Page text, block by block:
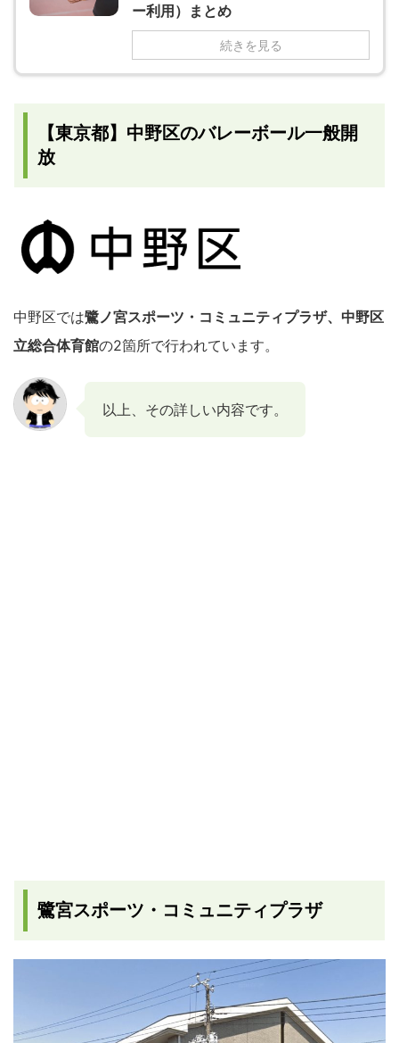
ー利用）まとめ
続きを見る
【東京都】中野区のバレーボール一般開
放
中野区では鷺ノ宮スポーツ・コミュニティプラザ、中野区
立総合体育館の2箇所で行われています。
以上、その詳しい内容です。
鷺宮スポーツ・コミュニティプラザ